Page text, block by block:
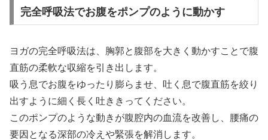
完全呼吸法でお腹をポンプのように動かす
ヨガの完全呼吸法は、胸郭と腹部を大きく動かすことで腹
直筋の柔軟な収縮を引き出します。
吸う息でお腹をゆったり膨らませ、吐く息で腹直筋を絞り
出すように細く長く吐ききってください。
このポンプのような動きが腹腔内の血流を改善し、腰痛の
要因となる深部の冷えや緊張を解消します。